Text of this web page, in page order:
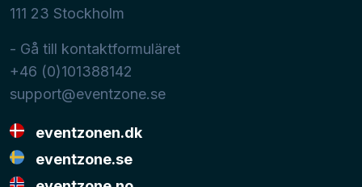
111 23 Stockholm
- Gå till kontaktformuläret
+46 (0)101388142
support@eventzone.se
eventzonen.dk
eventzone.se